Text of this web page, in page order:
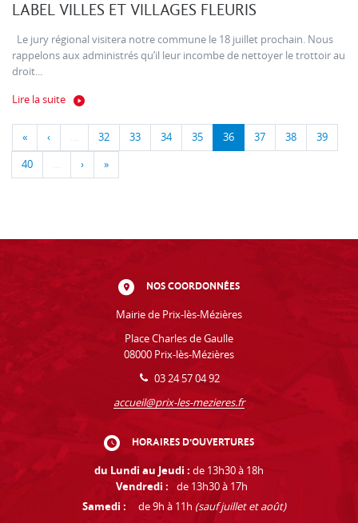
LABEL VILLES ET VILLAGES FLEURIS
Le jury régional visitera notre commune le 18 juillet prochain. Nous
rappelons aux administrés qu’il leur incombe de nettoyer le trottoir au
droit...
Lire la suite
« ‹ … 32 33 34 35 36 37 38 39
40 … › »
NOS COORDONNÉES
Mairie de Prix-lès-Mézières
Place Charles de Gaulle
08000 Prix-lès-Mézières
03 24 57 04 92
accueil@prix-les-mezieres.fr
HORAIRES D'OUVERTURES
du Lundi au Jeudi : de 13h30 à 18h
Vendredi :
de 13h30 à 17h
Samedi :
de 9h à 11h (sauf juillet et août)